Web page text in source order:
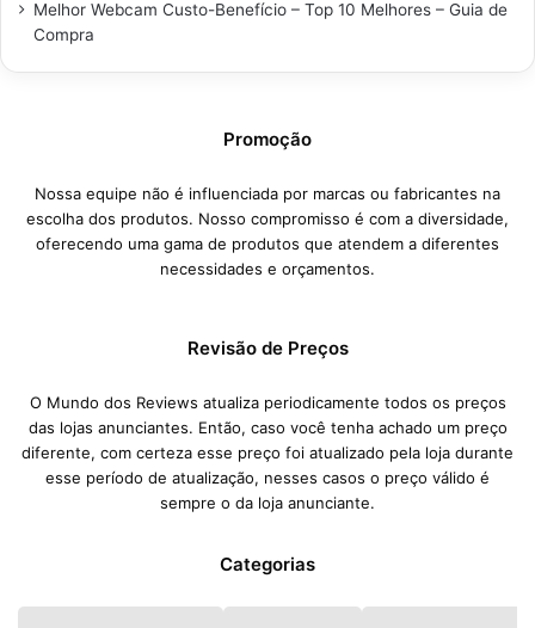
Melhor Webcam Custo-Benefício – Top 10 Melhores – Guia de
Compra
Promoção
Nossa equipe não é influenciada por marcas ou fabricantes na
escolha dos produtos. Nosso compromisso é com a diversidade,
oferecendo uma gama de produtos que atendem a diferentes
necessidades e orçamentos.
Revisão de Preços
O Mundo dos Reviews atualiza periodicamente todos os preços
das lojas anunciantes. Então, caso você tenha achado um preço
diferente, com certeza esse preço foi atualizado pela loja durante
esse período de atualização, nesses casos o preço válido é
sempre o da loja anunciante.
Categorias